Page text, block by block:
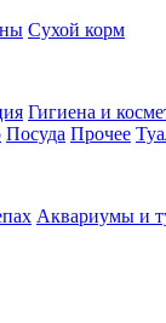
Сухой корм
Гигиена и
Посуда Прочее
Аквариумы и